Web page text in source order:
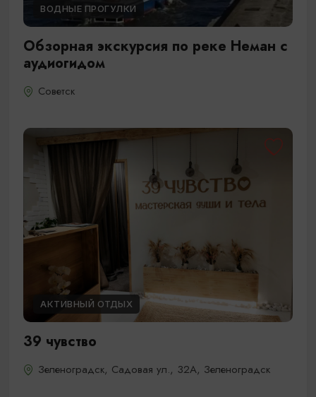
ВОДНЫЕ ПРОГУЛКИ
Обзорная экскурсия по реке Неман с
аудиогидом
Советск
АКТИВНЫЙ ОТДЫХ
39 чувство
Зеленоградск, Садовая ул., 32А, Зеленоградск